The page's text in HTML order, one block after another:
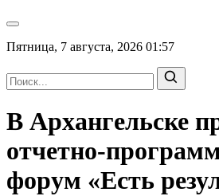
Пятница, 7 августа, 2026 01:57
В Архангельске
отчетно-
форум «Есть